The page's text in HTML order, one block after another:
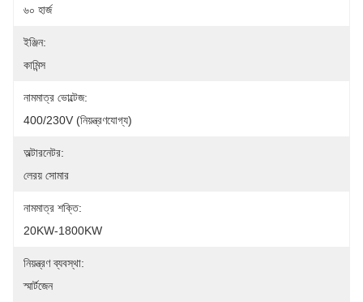
৬০ হার্জ
ইঞ্জিন:
কামিন্স
নামমাত্র ভোল্টেজ:
400/230V (নিয়ন্ত্রণযোগ্য)
অল্টারনেটর:
লেরয় সোমার
নামমাত্র শক্তি:
20KW-1800KW
নিয়ন্ত্রণ ব্যবস্থা:
স্মার্টজেন